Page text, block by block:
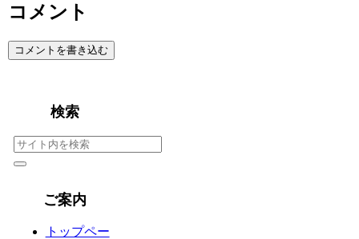
コメント
コメントを書き込む
検索
ご案内
トップペー